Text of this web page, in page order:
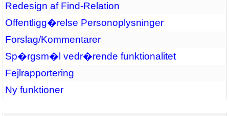
Redesign af Find-Relation
Offentligg�relse Personoplysninger
Forslag/Kommentarer
Sp�rgsm�l vedr�rende funktionalitet
Fejlrapportering
Ny funktioner